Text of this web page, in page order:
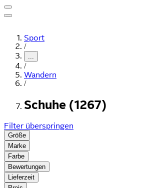
Sport
/
...
/
Wandern
/
Schuhe (1267)
Filter überspringen
Größe
Marke
Farbe
Bewertungen
Lieferzeit